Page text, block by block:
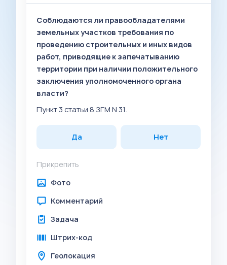
Соблюдаются ли правообладателями
земельных участков требования по
проведению строительных и иных видов
работ, приводящие к запечатыванию
территории при наличии положительного
заключения уполномоченного органа
власти?
Пункт 3 статьи 8 ЗГМ N 31.
Да Нет
Прикрепить
Фото
Комментарий
Задача
Штрих-код
Геолокация